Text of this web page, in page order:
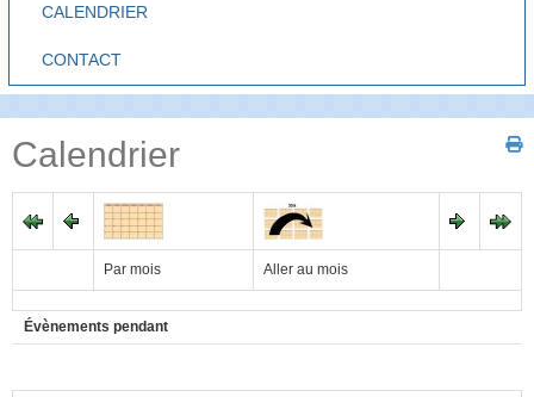
CALENDRIER
CONTACT
Calendrier
Par mois Aller au mois
Évènements pendant